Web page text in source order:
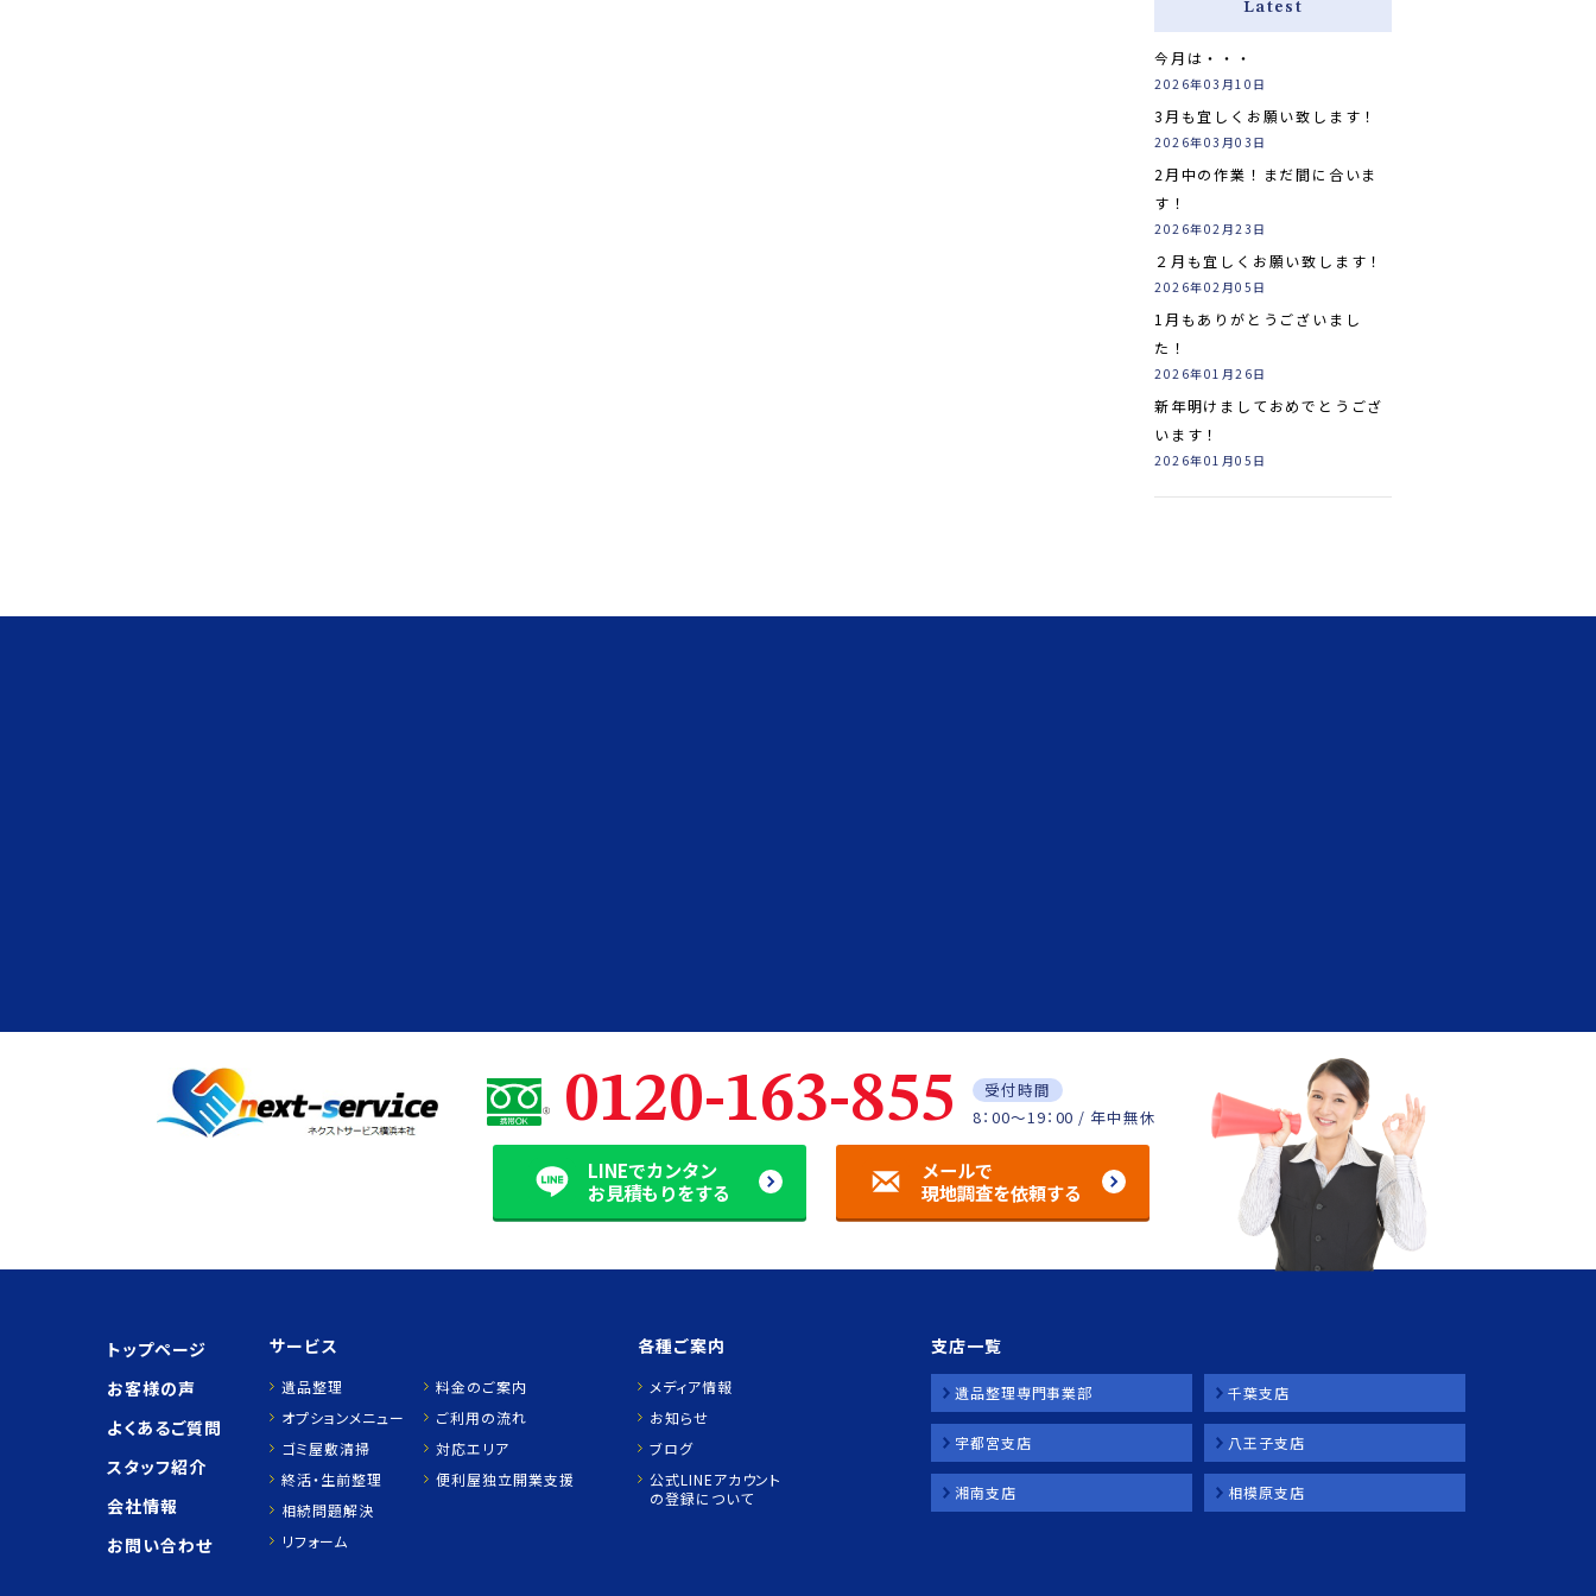
Latest
今月は・・・
2026年03月10日
3月も宜しくお願い致します！
2026年03月03日
2月中の作業！まだ間に合いま
す！
2026年02月23日
２月も宜しくお願い致します！
2026年02月05日
1月もありがとうございまし
た！
2026年01月26日
新年明けましておめでとうござ
います！
2026年01月05日
0120-163-855
受付時間
8：00～19：00 / 年中無休
LINEでカンタン
お見積もりをする
メールで
現地調査を依頼する
トップページ
お客様の声
よくあるご質問
スタッフ紹介
会社情報
お問い合わせ
サービス
遺品整理
料金のご案内
オプションメニュー
ご利用の流れ
ゴミ屋敷清掃
対応エリア
終活・生前整理
便利屋独立開業支援
相続問題解決
リフォーム
各種ご案内
メディア情報
お知らせ
ブログ
公式LINEアカウント
の登録について
支店一覧
遺品整理専門事業部 千葉支店
宇都宮支店 八王子支店
湘南支店 相模原支店